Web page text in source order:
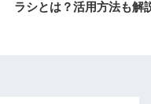
ラシとは？活用方法も解